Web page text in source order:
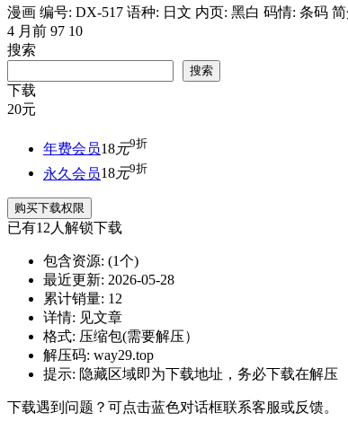
漫画 编号: DX-517 语种: 日文 内页: 黑白 码情: 条码 简
4 月前 97 10
搜索
搜索
下载
20元
年费会员18元9折
永久会员18元9折
购买下载权限
已有12人解锁下载
包含资源: (1个)
最近更新: 2026-05-28
累计销量: 12
详情: 见文章
格式: 压缩包(需要解压）
解压码: way29.top
提示: 隐藏区域即为下载地址，务必下载在解压
下载遇到问题？可点击蓝色对话框联系客服或反馈。